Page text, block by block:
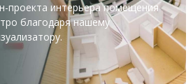
проекта интерьера помещения
благодаря нашему
.